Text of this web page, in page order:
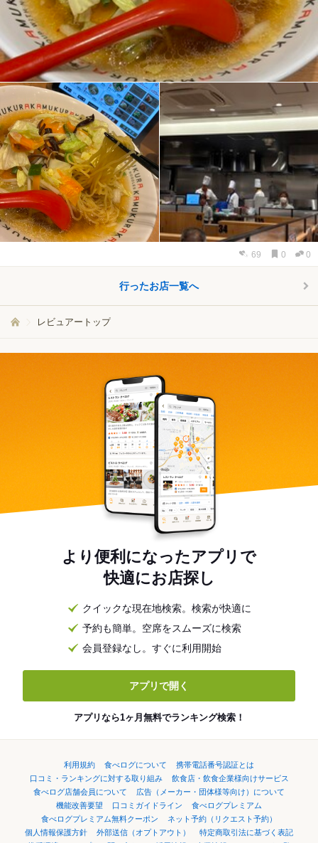
69 0 0
行ったお店一覧へ
レビュアートップ
より便利になったアプリで
快適にお店探し
クイックな現在地検索。検索が快適に
予約も簡単。空席をスムーズに検索
会員登録なし。すぐに利用開始
アプリで開く
アプリなら1ヶ月無料でランキング検索！
利用規約 食べログについて
携帯電話番号認証とは
口コミ・ランキングに対する取り組み
飲食店・飲食企業様向けサービス
食べログ店舗会員について
広告（メーカー・団体様等向け）について
機能改善要望
口コミガイドライン
食べログプレミアム
食べログプレミアム無料クーポン
ネット予約（リクエスト予約）
個人情報保護方針
外部送信（オプトアウト）
特定商取引法に基づく表記